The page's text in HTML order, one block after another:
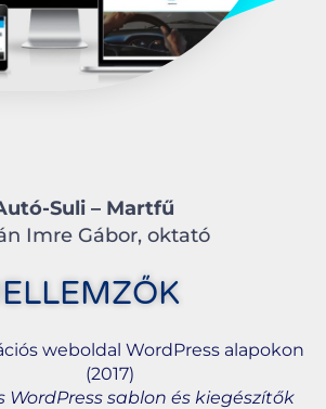
Suli – Martfű
Imre Gábor, oktató
weboldal WordPress alapokon
(2017)
WordPress sablon és kiegészítők